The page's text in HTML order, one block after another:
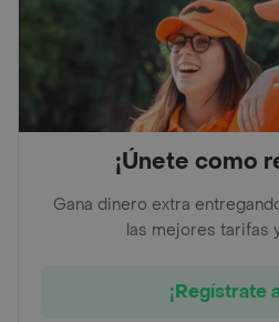
¡Únete como
Gana dinero extra
las mejores tarifas
¡Regístrate